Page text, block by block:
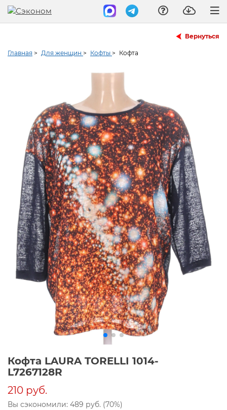
Вернуться
Главная > Для женщин > Кофты > Кофта
Кофта LAURA TORELLI 1014-
L7267128R
210 руб.
Вы сэкономили: 489 руб. (70%)